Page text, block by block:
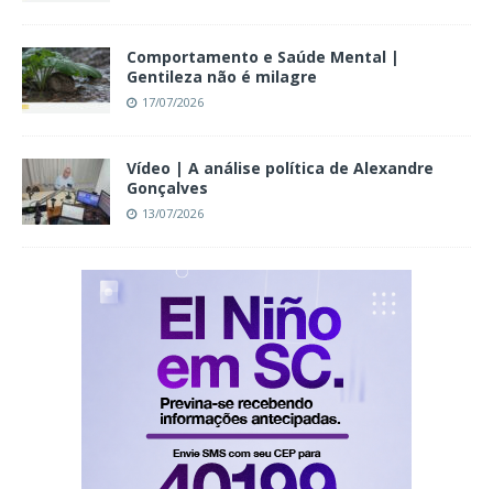
Comportamento e Saúde Mental |
Gentileza não é milagre
17/07/2026
Vídeo | A análise política de Alexandre
Gonçalves
13/07/2026